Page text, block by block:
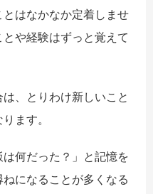
はなかなか定着しませ
や経験はずっと覚えて
、とりわけ新しいこと
ます。
何だった？」と記憶を
になることが多くなる